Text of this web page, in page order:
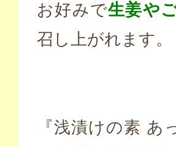
お好みで生姜や
召し上がれます。
『浅漬けの素 あ